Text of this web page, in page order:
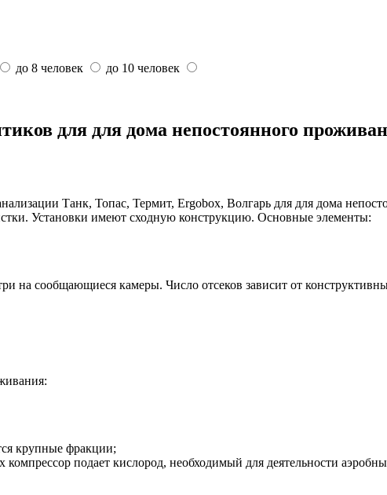
до 8 человек
до 10 человек
для для дома непостоянного
Танк, Топас, Термит, Ergobox, Волгарь для для дома
Установки имеют сходную конструкцию. Основные элементы:
на сообщающиеся камеры. Число отсеков зависит от
крупные фракции;
подает кислород, необходимый для деятельности